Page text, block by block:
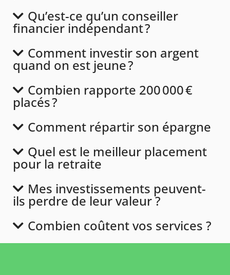
Qu’est-ce qu’un conseiller
financier indépendant ?
Comment investir son argent
quand on est jeune ?
Combien rapporte 200 000 €
placés ?
Comment répartir son épargne
Quel est le meilleur placement
pour la retraite
Mes investissements peuvent-
ils perdre de leur valeur ?
Combien coûtent vos services ?